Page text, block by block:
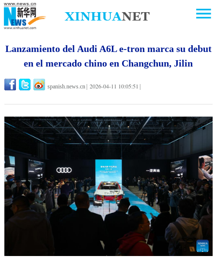
Lanzamiento del Audi A6L e-tron marca su debut
en el mercado chino en Changchun, Jilin
spanish.news.cn 2026-04-11 10:05:51